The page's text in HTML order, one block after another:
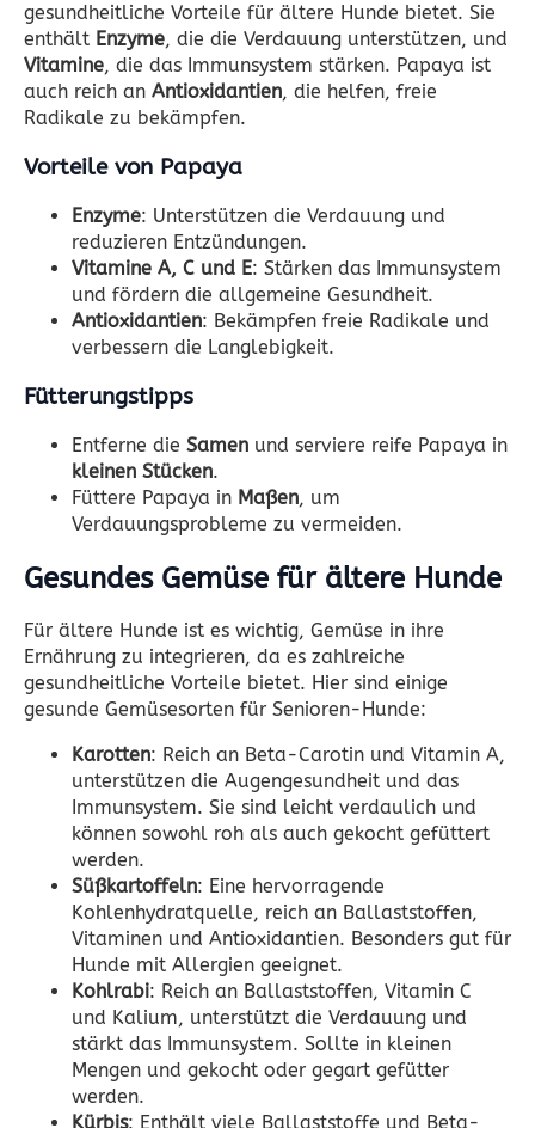
gesundheitliche Vorteile für ältere Hunde bietet. Sie
enthält Enzyme, die die Verdauung unterstützen, und
Vitamine, die das Immunsystem stärken. Papaya ist
auch reich an Antioxidantien, die helfen, freie
Radikale zu bekämpfen.
Vorteile von Papaya
Enzyme: Unterstützen die Verdauung und
reduzieren Entzündungen.
Vitamine A, C und E: Stärken das Immunsystem
und fördern die allgemeine Gesundheit.
Antioxidantien: Bekämpfen freie Radikale und
verbessern die Langlebigkeit.
Fütterungstipps
Entferne die Samen und serviere reife Papaya in
kleinen Stücken.
Füttere Papaya in Maßen, um
Verdauungsprobleme zu vermeiden.
Gesundes Gemüse für ältere Hunde
Für ältere Hunde ist es wichtig, Gemüse in ihre
Ernährung zu integrieren, da es zahlreiche
gesundheitliche Vorteile bietet. Hier sind einige
gesunde Gemüsesorten für Senioren-Hunde:
Karotten: Reich an Beta-Carotin und Vitamin A,
unterstützen die Augengesundheit und das
Immunsystem. Sie sind leicht verdaulich und
können sowohl roh als auch gekocht gefüttert
werden.
Süßkartoffeln: Eine hervorragende
Kohlenhydratquelle, reich an Ballaststoffen,
Vitaminen und Antioxidantien. Besonders gut für
Hunde mit Allergien geeignet.
Kohlrabi: Reich an Ballaststoffen, Vitamin C
und Kalium, unterstützt die Verdauung und
stärkt das Immunsystem. Sollte in kleinen
Mengen und gekocht oder gegart gefütter
werden.
Kürbis: Enthält viele Ballaststoffe und Beta-